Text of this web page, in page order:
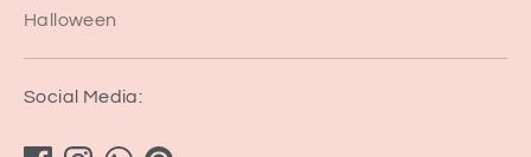
Halloween
Social Media: